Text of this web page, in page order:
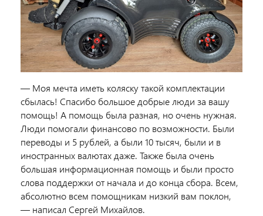
— Моя мечта иметь коляску такой комплектации
сбылась! Спасибо большое добрые люди за вашу
помощь! А помощь была разная, но очень нужная.
Люди помогали финансово по возможности. Были
переводы и 5 рублей, а были 10 тысяч, были и в
иностранных валютах даже. Также была очень
большая информационная помощь и были просто
слова поддержки от начала и до конца сбора. Всем,
абсолютно всем помощникам низкий вам поклон,
— написал Сергей Михайлов.